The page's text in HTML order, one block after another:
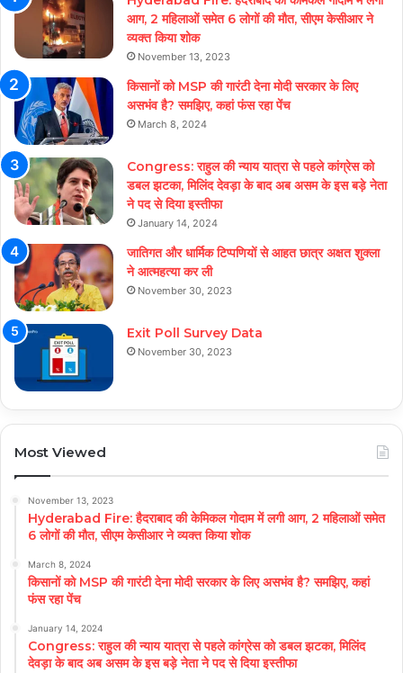
आग, 2 महिलाओं समेत 6 लोगों की मौत, सीएम केसीआर ने
व्यक्त किया शोक
November 13, 2023
किसानों को MSP की गारंटी देना मोदी सरकार के लिए
असभंव है? समझिए, कहां फंस रहा पेंच
March 8, 2024
Congress: राहुल की न्याय यात्रा से पहले कांग्रेस को
डबल झटका, मिलिंद देवड़ा के बाद अब असम के इस बड़े नेता
ने पद से दिया इस्तीफा
January 14, 2024
जातिगत और धार्मिक टिप्पणियों से आहत छात्र अक्षत शुक्ला
ने आत्महत्या कर ली
November 30, 2023
Exit Poll Survey Data
November 30, 2023
Most Viewed
November 13, 2023
Hyderabad Fire: हैदराबाद की केमिकल गोदाम में लगी आग, 2 महिलाओं समेत
6 लोगों की मौत, सीएम केसीआर ने व्यक्त किया शोक
March 8, 2024
किसानों को MSP की गारंटी देना मोदी सरकार के लिए असभंव है? समझिए, कहां
फंस रहा पेंच
January 14, 2024
Congress: राहुल की न्याय यात्रा से पहले कांग्रेस को डबल झटका, मिलिंद
देवड़ा के बाद अब असम के इस बड़े नेता ने पद से दिया इस्तीफा